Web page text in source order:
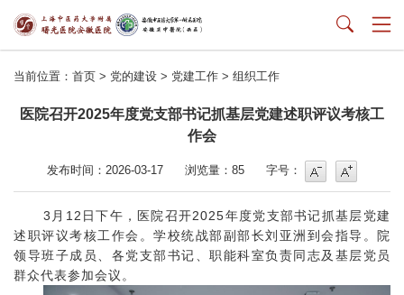
当前位置： 首页 > 党的建设 > 党建工作 > 组织工作
医院召开2025年度党支部书记抓基层党建述职评议考核工
作会
发布时间：2026-03-17 浏览量： 85 字号：
字号字号增大
3月12日下午，医院召开2025年度党支部书记抓基层党建
述职评议考核工作会。学校统战部副部长刘亚洲到会指导。院
领导班子成员、各党支部书记、职能科室负责同志及基层党员
群众代表参加会议。